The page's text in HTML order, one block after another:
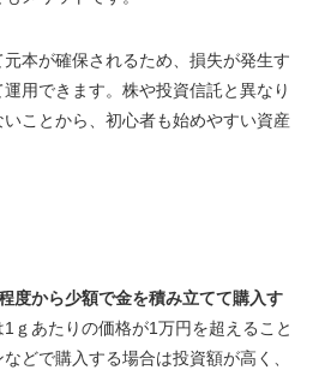
本が確保されるため、損失が発生す
用できます。株や投資信託と異なり
ことから、初心者も始めやすい資産
度から少額で金を積み立てて購入す
ｇあたりの価格が1万円を超えること
どで購入する場合は投資額が高く、